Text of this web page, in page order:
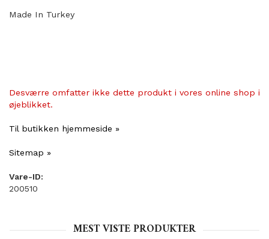
Made In Turkey
Desværre omfatter ikke dette produkt i vores online shop i
øjeblikket.
Til butikken hjemmeside »
Sitemap »
Vare-ID:
200510
MEST VISTE PRODUKTER